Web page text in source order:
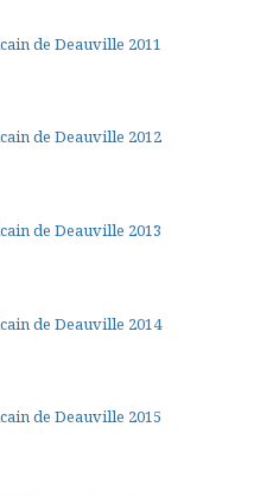
de Deauville 2011
de Deauville 2012
de Deauville 2013
de Deauville 2014
de Deauville 2015